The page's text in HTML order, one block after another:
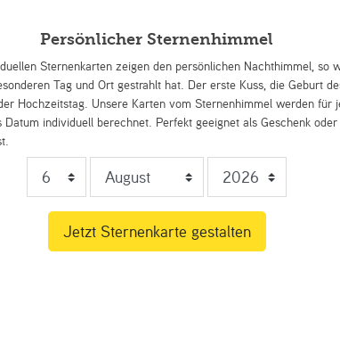
Persönlicher Sternenhimmel
Sternenkarten zeigen den persönlichen Nachthimmel, so
Tag und Ort gestrahlt hat. Der erste Kuss, die Geburt
Hochzeitstag. Unsere Karten vom Sternenhimmel werden für
Datum individuell berechnet. Perfekt geeignet als Geschenk